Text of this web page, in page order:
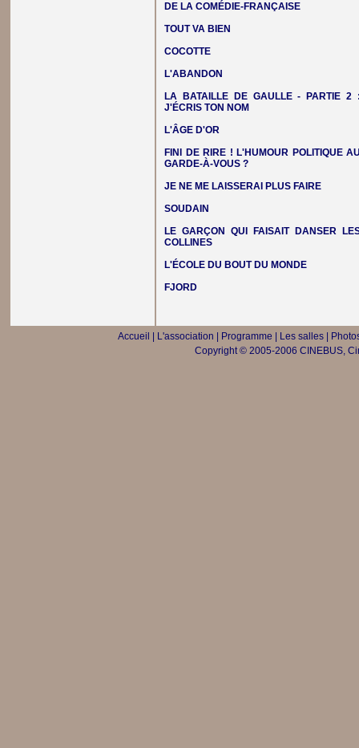
DE LA COMÉDIE-FRANÇAISE
TOUT VA BIEN
COCOTTE
L'ABANDON
LA BATAILLE DE GAULLE - PARTIE 2
J'ÉCRIS TON NOM
L'ÂGE D'OR
FINI DE RIRE ! L'HUMOUR POLITIQUE
GARDE-À-VOUS ?
JE NE ME LAISSERAI PLUS FAIRE
SOUDAIN
LE GARÇON QUI FAISAIT DANSER
COLLINES
L'ÉCOLE DU BOUT DU MONDE
FJORD
Accueil L'association Programme Les salles|
Copyright © 2005-2006 CINEBUS,